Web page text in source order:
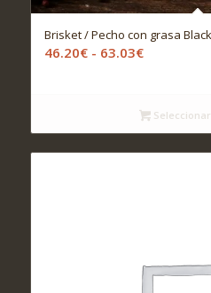
Brisket / Pecho con grasa
46.20€ - 63.03€Rango
desde
46.20€
hasta